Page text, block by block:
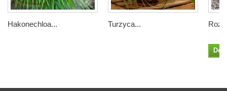
Hakonechloa... Turzyca...